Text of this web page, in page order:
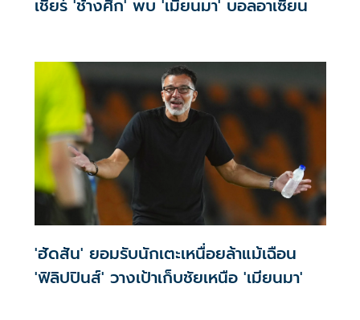
เชียร์ 'ช้างศึก' พบ 'เมียนมา' บอลอาเซียน
'ฮัดสัน' ยอมรับนักเตะเหนื่อยล้าแม้เฉือน
'ฟิลิปปินส์' วางเป้าเก็บชัยเหนือ 'เมียนมา'